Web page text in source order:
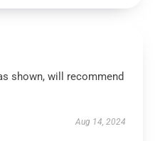
shown, will recommend
Aug 14, 2024